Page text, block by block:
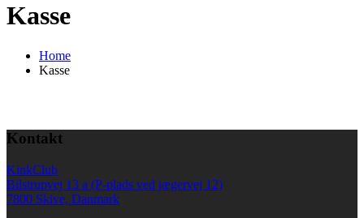
Kasse
Home
Kasse
Kontakt
KinkClub
Bilstrupvej 13 a (P-plads ved jægervej 12)
7800 Skive, Danmark